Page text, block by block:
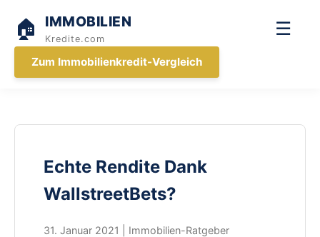
🏠 IMMOBILIEN
Kredite.com ☰
Zum Immobilienkredit-Vergleich
Echte Rendite Dank
WallstreetBets?
31. Januar 2021 | Immobilien-Ratgeber